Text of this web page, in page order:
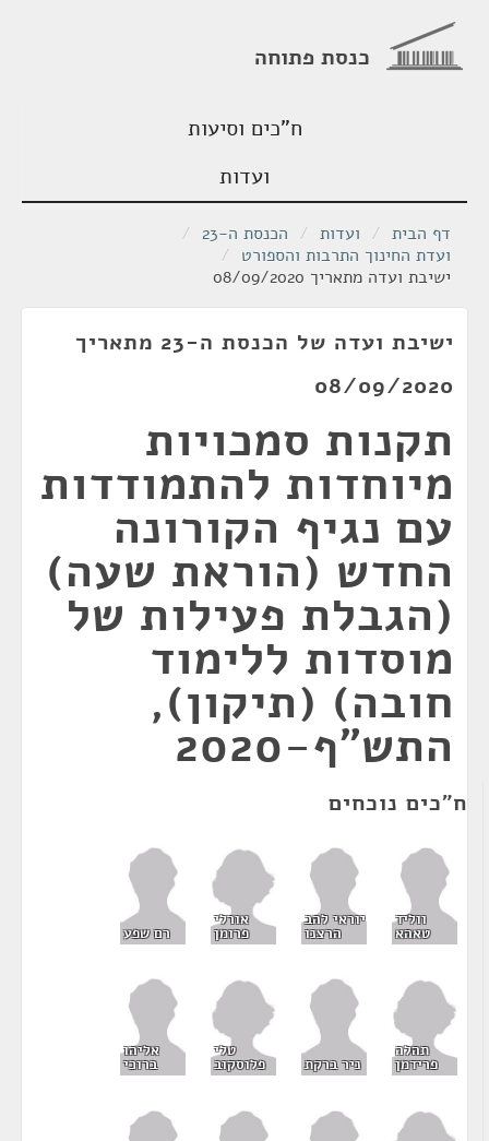
כנסת פתוחה
ח"כים וסיעות
ועדות
דף הבית / ועדות / הכנסת ה-23
/
ועדת החינוך התרבות והספורט /
ישיבת ועדה מתאריך 08/09/2020
ישיבת ועדה של הכנסת ה-23 מתאריך
08/09/2020
תקנות סמכויות
מיוחדות להתמודדות
עם נגיף הקורונה
החדש (הוראת שעה)
(הגבלת פעילות של
מוסדות ללימוד
חובה) (תיקון),
התש"ף-2020
ח"כים נוכחים
ווליד
טאהא
יוראי להב
הרצנו
אורלי
פרומן רם שפע
תהלה
פרידמן ניר ברקת
טלי
פלוסקוב
אליהו
ברוכי